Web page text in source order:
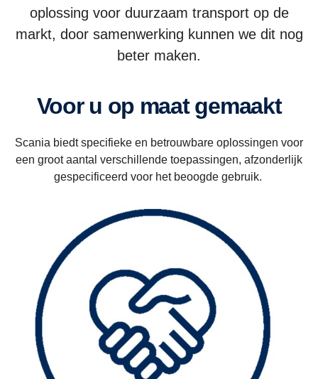
oplossing voor duurzaam transport op de
markt, door samenwerking kunnen we dit nog
beter maken.
Voor u op maat gemaakt
Scania biedt specifieke en betrouwbare oplossingen voor
een groot aantal verschillende toepassingen, afzonderlijk
gespecificeerd voor het beoogde gebruik.